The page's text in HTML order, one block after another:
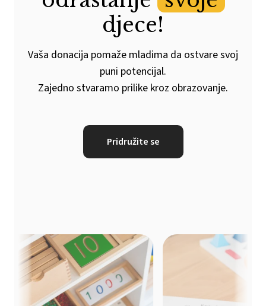
djece!
Vaša donacija pomaže mladima da ostvare svoj
puni potencijal.
Zajedno stvaramo prilike kroz obrazovanje.
Pridružite se